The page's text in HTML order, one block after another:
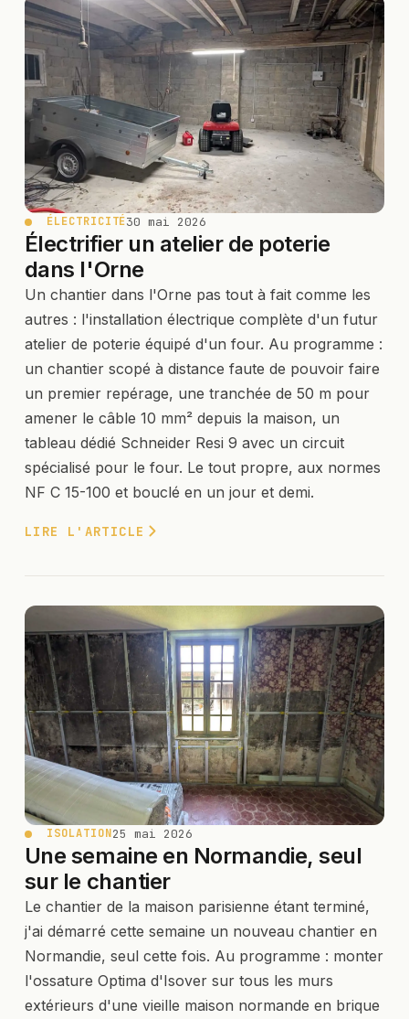
ÉLECTRICITÉ30 mai 2026
Électrifier un atelier de poterie
dans l'Orne
Un chantier dans l'Orne pas tout à fait comme les
autres : l'installation électrique complète d'un futur
atelier de poterie équipé d'un four. Au programme :
un chantier scopé à distance faute de pouvoir faire
un premier repérage, une tranchée de 50 m pour
amener le câble 10 mm² depuis la maison, un
tableau dédié Schneider Resi 9 avec un circuit
spécialisé pour le four. Le tout propre, aux normes
NF C 15-100 et bouclé en un jour et demi.
LIRE L'ARTICLE
ISOLATION25 mai 2026
Une semaine en Normandie, seul
sur le chantier
Le chantier de la maison parisienne étant terminé,
j'ai démarré cette semaine un nouveau chantier en
Normandie, seul cette fois. Au programme : monter
l'ossature Optima d'Isover sur tous les murs
extérieurs d'une vieille maison normande en brique